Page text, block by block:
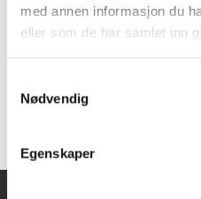
med annen informasjon du
eller som de har samlet inn
Nødvendig
Egenskaper
Welcome to Krovik